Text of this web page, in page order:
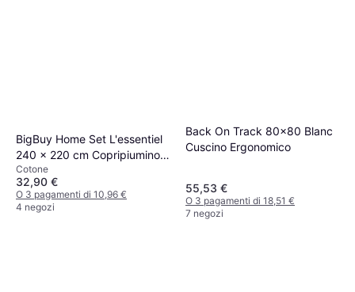
BigBuy Home Set L'essentiel
240 x 220 cm Copripiumino
Rosso
Cotone
32,90 €
O 3 pagamenti di 10,96 €
4 negozi
Back On Track 80x80 Blanc
Cuscino Ergonomico
55,53 €
O 3 pagamenti di 18,51 €
7 negozi